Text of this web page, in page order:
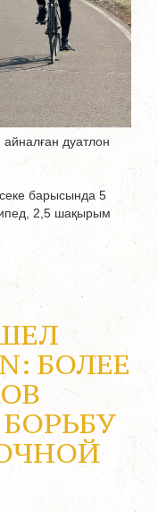
айналған дуатлон
барысында 5
2,5 шақырым
БОЛЕЕ